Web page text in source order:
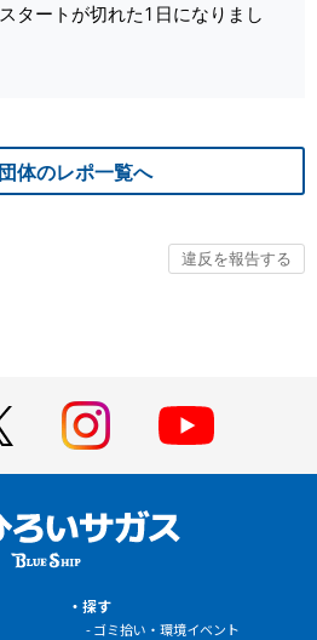
タートが切れた1日になりまし
体のレポ一覧へ
探す
ゴミ拾い・環境イベント